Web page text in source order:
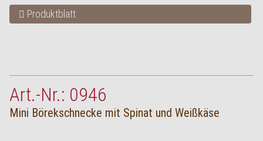
Produktblatt
Art.-Nr.: 0946
Mini Börekschnecke mit Spinat und Weißkäse